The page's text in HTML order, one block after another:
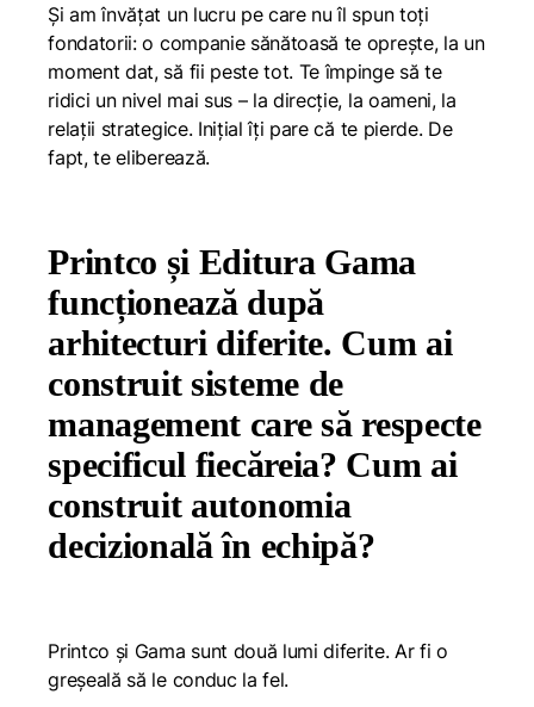
Și am învățat un lucru pe care nu îl spun toți
fondatorii: o companie sănătoasă te oprește, la un
moment dat, să fii peste tot. Te împinge să te
ridici un nivel mai sus – la direcție, la oameni, la
relații strategice. Inițial îți pare că te pierde. De
fapt, te eliberează.
Printco și Editura Gama
funcționează după
arhitecturi diferite. Cum ai
construit sisteme de
management care să respecte
specificul fiecăreia? Cum ai
construit autonomia
decizională în echipă?
Printco și Gama sunt două lumi diferite. Ar fi o
greșeală să le conduc la fel.